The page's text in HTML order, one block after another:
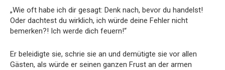
„Wie oft habe ich dir gesagt: Denk nach, bevor du handelst!
Oder dachtest du wirklich, ich würde deine Fehler nicht
bemerken?! Ich werde dich feuern!“
Er beleidigte sie, schrie sie an und demütigte sie vor allen
Gästen, als würde er seinen ganzen Frust an der armen